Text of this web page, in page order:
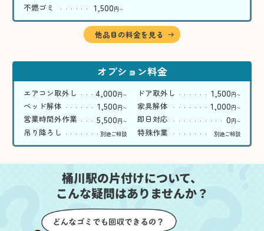
不燃ゴミ 1,500円〜
他品目の料金を見る
オプション料金
エアコン取外し 4,000円〜 ドア取外し 1,500円〜
ベッド解体 1,500円〜 家具解体 1,000円〜
営業時間外作業 5,500円〜 即日対応 0円〜
吊り降ろし 別途ご相談 特殊作業 別途ご相談
桶川駅の片付けについて、
こんな疑問はありませんか？